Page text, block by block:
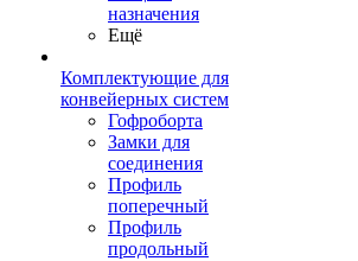
назначения
Ещё
Комплектующие для
конвейерных систем
Гофроборта
Замки для
соединения
Профиль
поперечный
Профиль
продольный